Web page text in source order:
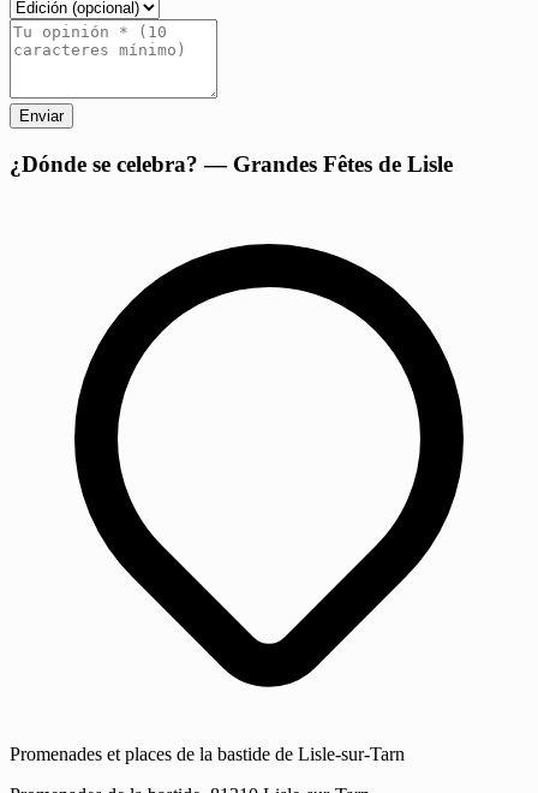
Enviar
¿Dónde se celebra? — Grandes Fêtes de Lisle
Promenades et places de la bastide de Lisle-sur-Tarn